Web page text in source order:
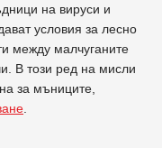
на вируси и
условия за лесно
между малчуганите
В този ред на мисли
за мъниците,